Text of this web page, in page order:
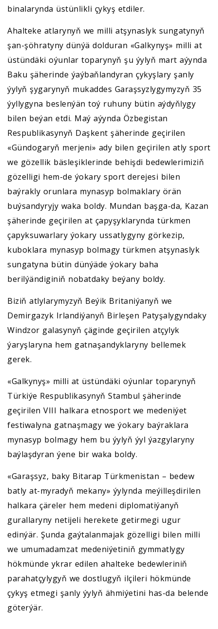
binalarynda üstünlikli çykyş etdiler.
Ahalteke atlarynyň we milli atşynaslyk sungatynyň
şan-şöhratyny dünýä dolduran «Galkynyş» milli at
üstündäki oýunlar toparynyň şu ýylyň mart aýynda
Baku şäherinde ýaýbaňlandyran çykyşlary şanly
ýylyň şygarynyň mukaddes Garaşsyzlygymyzyň 35
ýyllygyna beslenýän toý ruhuny bütin aýdyňlygy
bilen beýan etdi. Maý aýynda Özbegistan
Respublikasynyň Daşkent şäherinde geçirilen
«Gündogaryň merjeni» ady bilen geçirilen atly sport
we gözellik bäsleşiklerinde behişdi bedewlerimiziň
gözelligi hem-de ýokary sport derejesi bilen
baýrakly orunlara mynasyp bolmaklary örän
buýsandyryjy waka boldy. Mundan başga-da, Kazan
şäherinde geçirilen at çapyşyklarynda türkmen
çapyksuwarlary ýokary ussatlygyny görkezip,
kuboklara mynasyp bolmagy türkmen atşynaslyk
sungatyna bütin dünýäde ýokary baha
berilýändiginiň nobatdaky beýany boldy.
Biziň atlylarymyzyň Beýik Britaniýanyň we
Demirgazyk Irlandiýanyň Birleşen Patyşalygyndaky
Windzor galasynyň çäginde geçirilen atçylyk
ýaryşlaryna hem gatnaşandyklaryny bellemek
gerek.
«Galkynyş» milli at üstündäki oýunlar toparynyň
Türkiýe Respublikasynyň Stambul şäherinde
geçirilen VIII halkara etnosport we medeniýet
festiwalyna gatnaşmagy we ýokary baýraklara
mynasyp bolmagy hem bu ýylyň ýyl ýazgylaryny
baýlaşdyran ýene bir waka boldy.
«Garaşsyz, baky Bitarap Türkmenistan – bedew
batly at-myradyň mekany» ýylynda meýilleşdirilen
halkara çäreler hem medeni diplomatiýanyň
gurallaryny netijeli herekete getirmegi ugur
edinýär. Şunda gaýtalanmajak gözelligi bilen milli
we umumadamzat medeniýetiniň gymmatlygy
hökmünde ykrar edilen ahalteke bedewleriniň
parahatçylygyň we dostlugyň ilçileri hökmünde
çykyş etmegi şanly ýylyň ähmiýetini has-da belende
göterýär.